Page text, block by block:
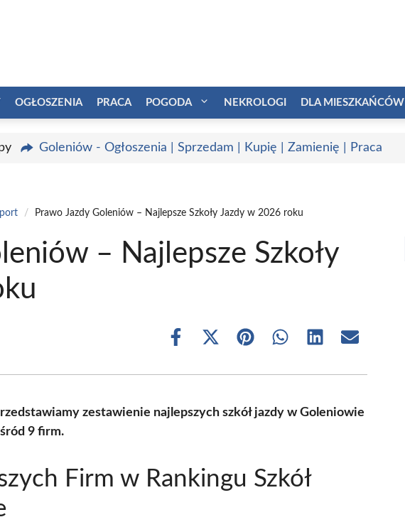
OGŁOSZENIA PRACA POGODA NEKROLOGI DLA MIESZKAŃCÓW
Goleniów - Ogłoszenia | Sprzedam | Kupię | Zamienię | Praca
/ Prawo Jazdy Goleniów – Najlepsze Szkoły Jazdy w 2026 roku
– Najlepsze Szkoły
Share
Share
(Twitter)
Share Share Share Share
zestawienie najlepszych szkół jazdy w Goleniowie
9 firm.
Firm w Rankingu Szkół